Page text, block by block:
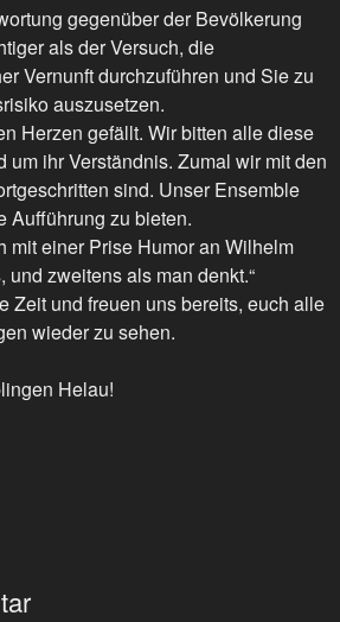
gegenüber der Bevölkerung
als der Versuch, die
Vernunft durchzuführen und Sie zu
auszusetzen.
Herzen gefällt. Wir bitten alle diese
ihr Verständnis. Zumal wir mit den
sind. Unser Ensemble
Aufführung zu bieten.
mit einer Prise Humor an Wilhelm
und zweitens als man denkt.“
Zeit und freuen uns bereits, euch alle
wieder zu sehen.
Helau!